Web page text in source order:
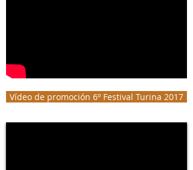
Vídeo de promoción 6º Festival Turina 2017